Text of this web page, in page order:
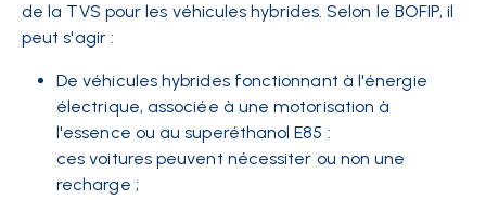
de la TVS pour les véhicules hybrides. Selon le BOFIP, il
peut s'agir :
De véhicules hybrides fonctionnant à l'énergie
électrique, associée à une motorisation à
l'essence ou au superéthanol E85 :
cesvoiturespeuvent nécessiter ou non une
recharge ;